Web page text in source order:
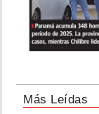
Más Leídas